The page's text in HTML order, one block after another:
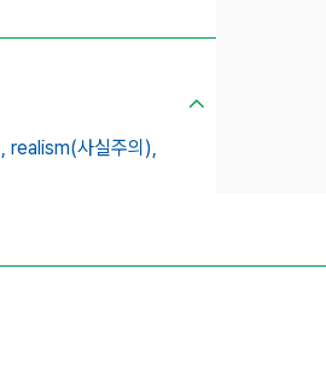
realism(사실주의),